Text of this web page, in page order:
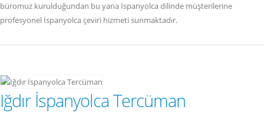
büromuz kurulduğundan bu yana İspanyolca dilinde müşterilerine
profesyonel İspanyolca çeviri hizmeti sunmaktadır.
Iğdır İspanyolca Tercüman